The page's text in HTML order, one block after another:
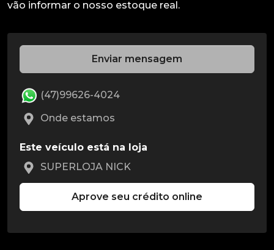
Enviar mensagem
(47)99626-4024
Onde estamos
Este veículo está na loja
SUPERLOJA NICK
Aprove seu crédito online